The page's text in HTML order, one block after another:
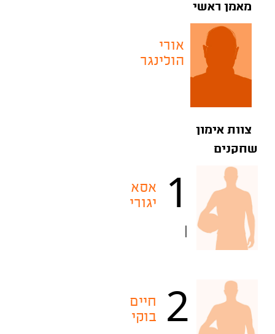
מאמן ראשי
אורי
הולינגר
צוות אימון
שחקנים
1
אסא
יגורי
2
חיים
בוקי